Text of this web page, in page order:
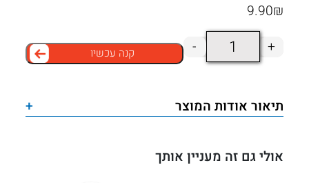
₪
9.90
+ כמות
של
פנים
לילדים
שכבות
- קנה עכשיו
תיאור אודות המוצר +
אולי גם זה מעניין אותך